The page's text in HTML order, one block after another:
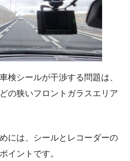
検シールが干渉する問題は、
の狭いフロントガラスエリア
には、シールとレコーダーの
イントです。